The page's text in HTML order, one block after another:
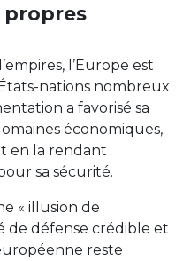
propres
l’Europe est
nations nombreux
a favorisé sa
économiques,
en la rendant
sa sécurité.
« illusion de
de défense crédible et
reste